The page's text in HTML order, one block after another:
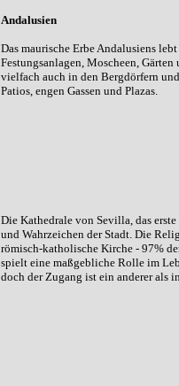
Andalusien
Das maurische Erbe Andalusiens
Festungsanlagen, Moscheen, Gärten
vielfach auch in den Bergdörfern
Patios, engen Gassen und Plazas.
Die Kathedrale von Sevilla, das
und Wahrzeichen der Stadt. Die
römisch-katholische Kirche - 97%
spielt eine maßgebliche Rolle im
doch der Zugang ist ein anderer als